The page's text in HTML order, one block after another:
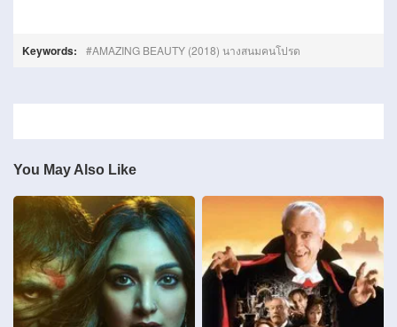
Keywords: AMAZING BEAUTY (2018) นางสนมคนโปรด
You May Also Like